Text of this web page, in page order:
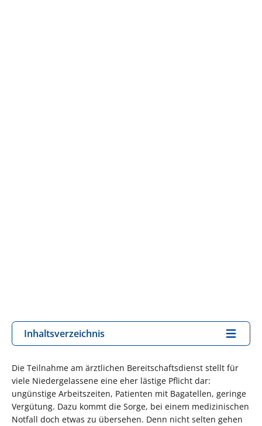
Inhaltsverzeichnis
Die Teilnahme am ärztlichen Bereitschaftsdienst stellt für
viele Niedergelassene eine eher lästige Pflicht dar:
ungünstige Arbeitszeiten, Patienten mit Bagatellen, geringe
Vergütung. Dazu kommt die Sorge, bei einem medizinischen
Notfall doch etwas zu übersehen. Denn nicht selten gehen